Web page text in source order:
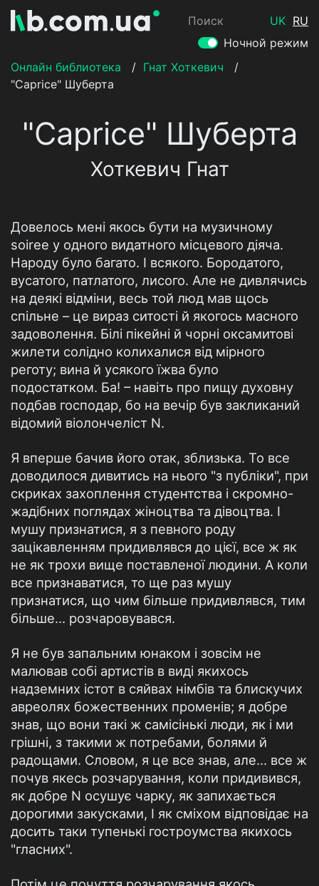
Поиск UK RU
Ночной режим
Онлайн библиотека
/ Гнат Хоткевич
/
"Caprice" Шуберта
"Caprice" Шуберта
Хоткевич Гнат
Довелось мені якось бути на музичному
soiree у одного видатного місцевого діяча.
Народу було багато. І всякого. Бородатого,
вусатого, патлатого, лисого. Але не дивлячись
на деякі відміни, весь той люд мав щось
спільне – це вираз ситості й якогось масного
задоволення. Білі пікейні й чорні оксамитові
жилети солідно колихалися від мірного
реготу; вина й усякого їжва було
подостатком. Ба! – навіть про пищу духовну
подбав господар, бо на вечір був закликаний
відомий віолончеліст N.
Я вперше бачив його отак, зблизька. То все
доводилося дивитись на нього "з публіки", при
скриках захоплення студентства і скромно-
жадібних поглядах жіноцтва та дівоцтва. І
мушу признатися, я з певного роду
зацікавленням придивлявся до цієї, все ж як
не як трохи вище поставленої людини. А коли
все признаватися, то ще раз мушу
признатися, що чим більше придивлявся, тим
більше… розчаровувався.
Я не був запальним юнаком і зовсім не
малював собі артистів в виді якихось
надземних істот в сяйвах німбів та блискучих
авреолях божественних променів; я добре
знав, що вони такі ж самісінькі люди, як і ми
грішні, з такими ж потребами, болями й
радощами. Словом, я це все знав, але… все ж
почув якесь розчарування, коли придивився,
як добре N осушує чарку, як запихається
дорогими закусками, І як сміхом відповідає на
досить таки тупенькі гостроумства якихось
"гласних".